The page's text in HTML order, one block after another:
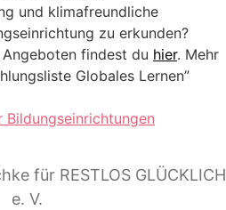
und klimafreundliche
zu erkunden?
findest du hier. Mehr
Globales Lernen”
Bildungseinrichtungen
für RESTLOS GLÜCKLICH
e. V.